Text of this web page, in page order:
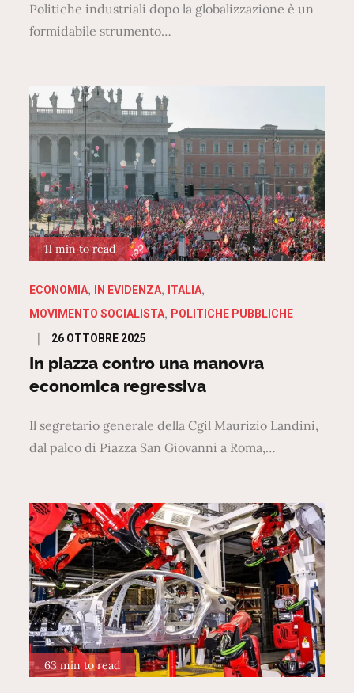
Politiche industriali dopo la globalizzazione è un
formidabile strumento…
11 min to read
ECONOMIA IN EVIDENZA
ITALIA
MOVIMENTO SOCIALISTA
POLITICHE PUBBLICHE
Posted
on
26 OTTOBRE 2025
In piazza contro una manovra
economica regressiva
Il segretario generale della Cgil Maurizio Landini,
dal palco di Piazza San Giovanni a Roma,…
63 min to read